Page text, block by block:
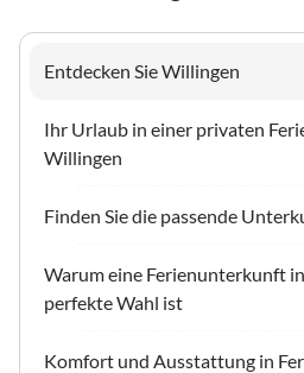
Entdecken Sie Willingen
Ihr Urlaub in einer privaten
Willingen
Finden Sie die passende
Warum eine Ferienunterkunft
perfekte Wahl ist
Komfort und Ausstattung in